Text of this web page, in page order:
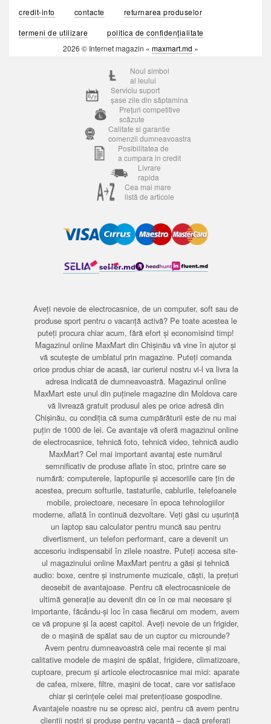
credit-info
contacte
returnarea produselor
termeni de utilizare
politica de confidențialitate
2026 © Internet magazin « maxmart.md »
Noul simbol
al leului
Serviciu suport
șase zile din săptamina
Prețuri competitive
scăzute
Calitate si garantie
comenzii dumneavoastra
Posibilitatea de
a cumpara in credit
Livrare
rapida
Cea mai mare
listă de articole
Aveți nevoie de electrocasnice, de un computer, soft sau de
produse sport pentru o vacanță activă? Pe toate acestea le
puteți procura chiar acum, fără efort și economisind timp!
Magazinul online MaxMart din Chișinău vă vine în ajutor și
vă scutește de umblatul prin magazine. Puteți comanda
orice produs chiar de acasă, iar curierul nostru vi-l va livra la
adresa indicată de dumneavoastră. Magazinul online
MaxMart este unul din puținele magazine din Moldova care
vă livrează gratuit produsul ales pe orice adresă din
Chișinău, cu condiția că suma cumpărăturii este de nu mai
puțin de 1000 de lei. Ce avantaje vă oferă magazinul online
de electrocasnice, tehnică foto, tehnică video, tehnică audio
MaxMart? Cel mai important avantaj este numărul
semnificativ de produse aflate în stoc, printre care se
numără: computerele, laptopurile și accesoriile care țin de
acestea, precum softurile, tastaturile, cablurile, telefoanele
mobile, proiectoare, necesare în epoca tehnologiilor
moderne, aflată în continuă dezvoltare. Veți găsi cu ușurință
un laptop sau calculator pentru muncă sau pentru
divertisment, un telefon performant, care a devenit un
accesoriu indispensabil în zilele noastre. Puteți accesa site-
ul magazinului online MaxMart pentru a găsi și tehnică
audio: boxe, centre și instrumente muzicale, căști, la prețuri
deosebit de avantajoase. Pentru că electrocasnicele de
ultimă generație au devenit din ce în ce mai necesare și
importante, făcându-și loc în casa fiecărui om modern, avem
ce vă propune și la acest capitol. Aveți nevoie de un frigider,
de o mașină de spălat sau de un cuptor cu microunde?
Avem pentru dumneavoastră cele mai recente și mai
calitative modele de mașini de spălat, frigidere, climatizoare,
cuptoare, precum și articole electrocasnice mai mici: aparate
de cafea, mixere, filtre, mașini de tocat, care vor satisface
chiar și cerințele celei mai pretențioase gospodine.
Avantajele noastre nu se opresc aici, pentru că avem pentru
clienții noștri și produse pentru vacanță – dacă preferați